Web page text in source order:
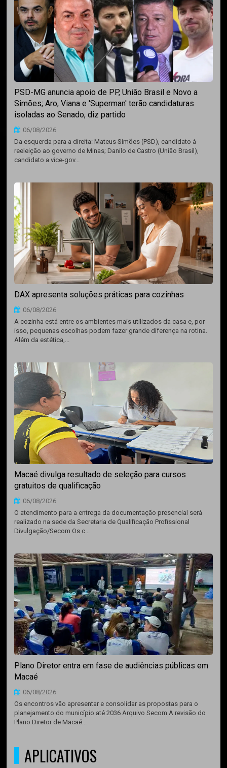
PSD-MG anuncia apoio de PP, União Brasil e Novo a
Simões; Aro, Viana e 'Superman' terão candidaturas
isoladas ao Senado, diz partido
06/08/2026
Da esquerda para a direita: Mateus Simões (PSD), candidato à
reeleição ao governo de Minas; Danilo de Castro (União Brasil),
candidato a vice-gov...
DAX apresenta soluções práticas para cozinhas
06/08/2026
A cozinha está entre os ambientes mais utilizados da casa e, por
isso, pequenas escolhas podem fazer grande diferença na rotina.
Além da estética,...
Macaé divulga resultado de seleção para cursos
gratuitos de qualificação
06/08/2026
O atendimento para a entrega da documentação presencial será
realizado na sede da Secretaria de Qualificação Profissional
Divulgação/Secom Os c...
Plano Diretor entra em fase de audiências públicas em
Macaé
06/08/2026
Os encontros vão apresentar e consolidar as propostas para o
planejamento do município até 2036 Arquivo Secom A revisão do
Plano Diretor de Macaé...
APLICATIVOS